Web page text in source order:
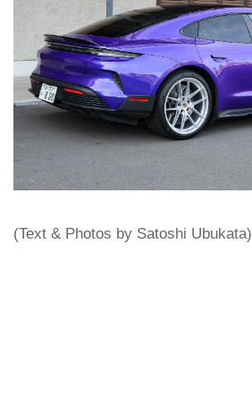
(Text & Photos by Satoshi Ubukata)